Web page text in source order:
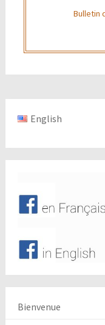
Bulletin
English
Bienvenue